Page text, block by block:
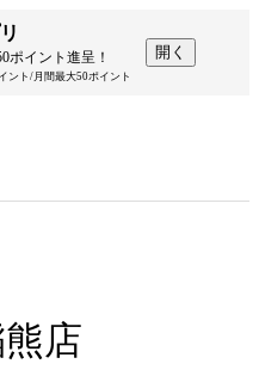
ポイント進呈！
ント/月間最大50ポイント
開く
店